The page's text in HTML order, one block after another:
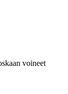
voineet